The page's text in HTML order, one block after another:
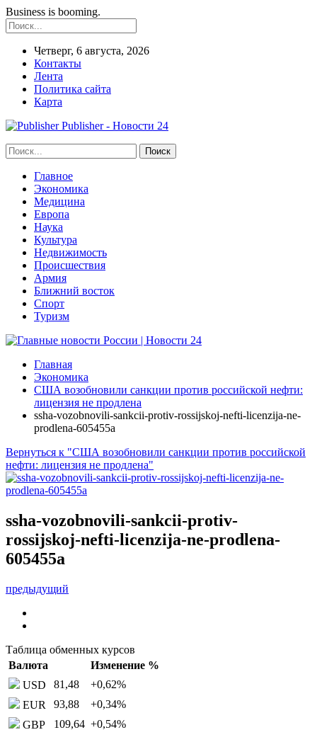
Business is booming.
Четверг, 6 августа, 2026
Контакты
Лента
Политика сайта
Карта
Publisher - Новости 24
Главное
Экономика
Медицина
Европа
Наука
Культура
Недвижимость
Происшествия
Армия
Ближний восток
Спорт
Туризм
Главная
Экономика
США возобновили санкции против российской нефти:
лицензия не продлена
ssha-vozobnovili-sankcii-protiv-rossijskoj-nefti-licenzija-ne-
prodlena-605455a
Вернуться к "США возобновили санкции против российской
нефти: лицензия не продлена"
ssha-vozobnovili-sankcii-protiv-
rossijskoj-nefti-licenzija-ne-prodlena-
605455a
предыдущий
Таблица обменных курсов
Валюта
Изменение %
USD
81,48 +0,62%
EUR
93,88 +0,34%
GBP
109,64 +0,54%